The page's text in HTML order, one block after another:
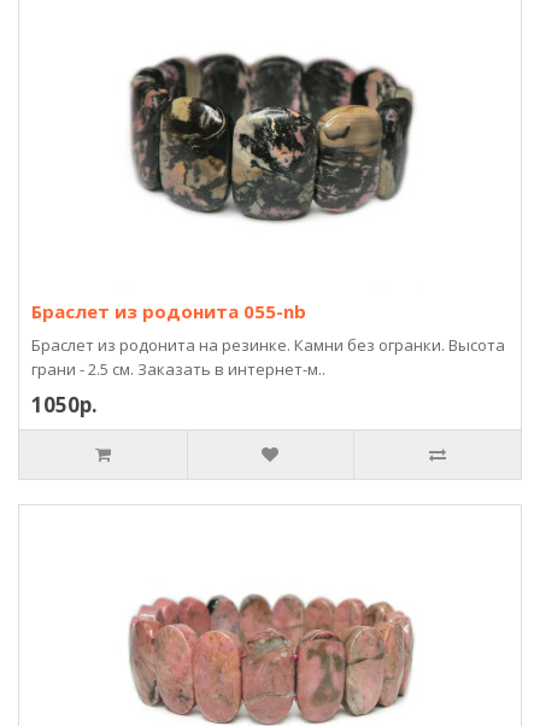
Браслет из родонита 055-nb
Браслет из родонита на резинке. Камни без огранки. Высота
грани - 2.5 см. Заказать в интернет-м..
1050р.